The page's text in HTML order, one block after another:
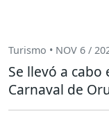
Turismo • NOV 6 /
Se llevó a
Carnaval de